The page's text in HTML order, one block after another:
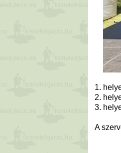
1.
2.
3.
A